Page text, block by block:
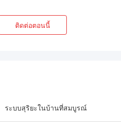
ติดต่อตอนนี้
ระบบสุริยะในบ้านที่สมบูรณ์